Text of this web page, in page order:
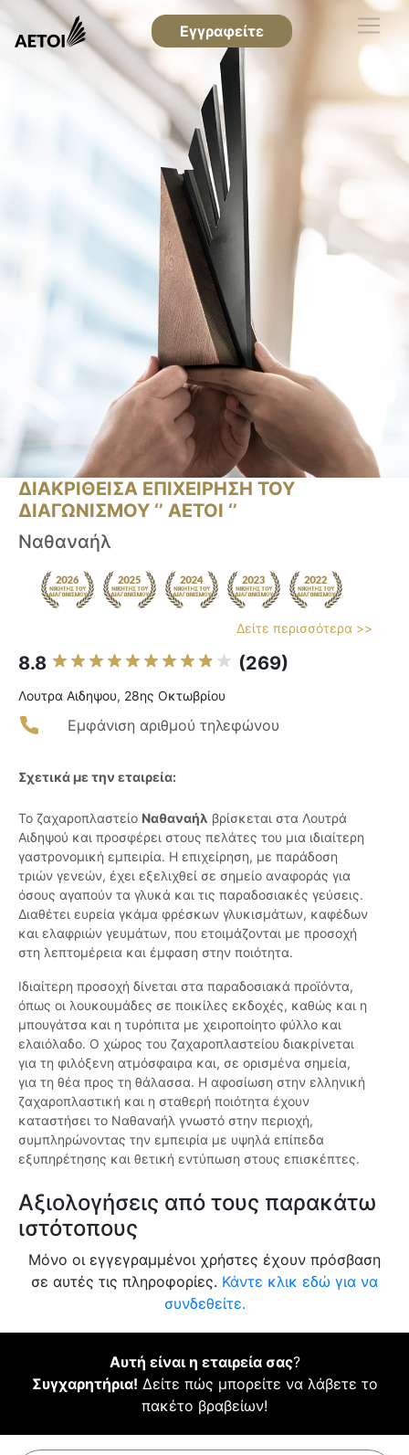
Εγγραφείτε
ΔΙΑΚΡΙΘΕΙΣΑ ΕΠΙΧΕΙΡΗΣΗ ΤΟΥ
ΔΙΑΓΩΝΙΣΜΟΥ ‘’ ΑΕΤΟΙ ‘’
Ναθαναήλ
Δείτε περισσότερα >>
8.8 (269)
Λουτρα Αιδηψου, 28ης Οκτωβρίου
Εμφάνιση αριθμού τηλεφώνου
Σχετικά με την εταιρεία:
Το ζαχαροπλαστείο Ναθαναήλ βρίσκεται στα Λουτρά
Αιδηψού και προσφέρει στους πελάτες του μια ιδιαίτερη
γαστρονομική εμπειρία. Η επιχείρηση, με παράδοση
τριών γενεών, έχει εξελιχθεί σε σημείο αναφοράς για
όσους αγαπούν τα γλυκά και τις παραδοσιακές γεύσεις.
Διαθέτει ευρεία γκάμα φρέσκων γλυκισμάτων, καφέδων
και ελαφριών γευμάτων, που ετοιμάζονται με προσοχή
στη λεπτομέρεια και έμφαση στην ποιότητα.
Ιδιαίτερη προσοχή δίνεται στα παραδοσιακά προϊόντα,
όπως οι λουκουμάδες σε ποικίλες εκδοχές, καθώς και η
μπουγάτσα και η τυρόπιτα με χειροποίητο φύλλο και
ελαιόλαδο. Ο χώρος του ζαχαροπλαστείου διακρίνεται
για τη φιλόξενη ατμόσφαιρα και, σε ορισμένα σημεία,
για τη θέα προς τη θάλασσα. Η αφοσίωση στην ελληνική
ζαχαροπλαστική και η σταθερή ποιότητα έχουν
καταστήσει το Ναθαναήλ γνωστό στην περιοχή,
συμπληρώνοντας την εμπειρία με υψηλά επίπεδα
εξυπηρέτησης και θετική εντύπωση στους επισκέπτες.
Αξιολογήσεις από τους παρακάτω
ιστότοπους
Μόνο οι εγγεγραμμένοι χρήστες έχουν πρόσβαση
σε αυτές τις πληροφορίες. Κάντε κλικ εδώ για να
συνδεθείτε.
Αυτή είναι η εταιρεία σας?
Συγχαρητήρια! Δείτε πώς μπορείτε να λάβετε το
πακέτο βραβείων!